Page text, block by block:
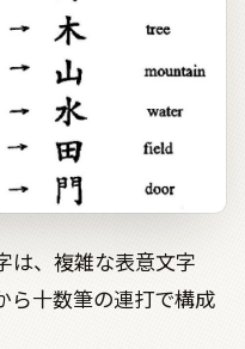
は、複雑な表意文字
ら十数筆の連打で構成